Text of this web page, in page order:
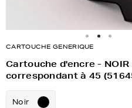
CARTOUCHE GENERIQUE
Cartouche d'encre - NOIR
correspondant à 45
Noir